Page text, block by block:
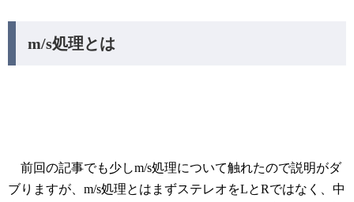
m/s処理とは
前回の記事でも少しm/s処理について触れたので説明がダ
ブりますが、m/s処理とはまずステレオをLとRではなく、中